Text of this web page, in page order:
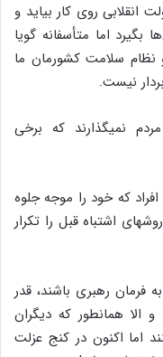
انقلابی روی کار بیاید و
بگیرد اما متأسفانه گویا
نظام سلامت کشورمان ما
نیست.
نمیگذارند که برخی
که خود را موجه جلوه
اشتباه قبل را تکرار
فرمان رهبری باشند، قدر
الا همانطور که دیگران
اما اکنون در کنج عزلت